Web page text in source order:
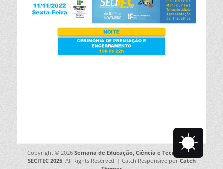
Copyright © 2026 Semana de Educação, Ciência e Tecnologia –
SECITEC 2025. All Rights Reserved. | Catch Responsive por Catch